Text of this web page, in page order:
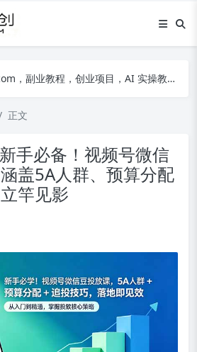
AI 实操教程，自媒体运营，电商干货，精品网盘资源，线上副业技巧，短视频创作教程
正文
手必备！视频号微信
盖5A人群、预算分配
竿见影